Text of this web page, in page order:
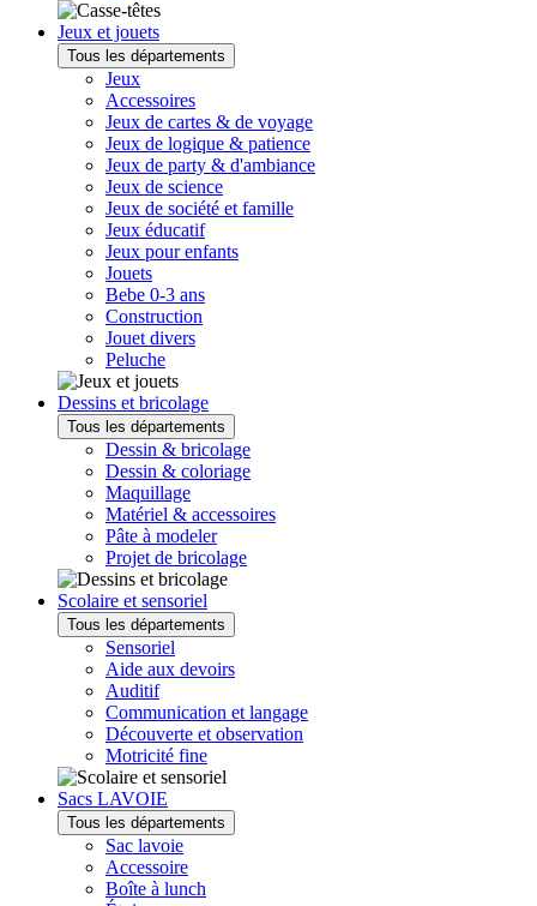
Jeux et jouets
Tous les départements
Jeux
Accessoires
Jeux de cartes & de voyage
Jeux de logique & patience
Jeux de party & d'ambiance
Jeux de science
Jeux de société et famille
Jeux éducatif
Jeux pour enfants
Jouets
Bebe 0-3 ans
Construction
Jouet divers
Peluche
Dessins et bricolage
Tous les départements
Dessin & bricolage
Dessin & coloriage
Maquillage
Matériel & accessoires
Pâte à modeler
Projet de bricolage
Scolaire et sensoriel
Tous les départements
Sensoriel
Aide aux devoirs
Auditif
Communication et langage
Découverte et observation
Motricité fine
Sacs LAVOIE
Tous les départements
Sac lavoie
Accessoire
Boîte à lunch